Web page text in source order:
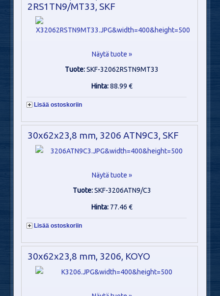
2RS1TN9/MT33, SKF
Näytä tuote »
Tuote:SKF-32062RSTN9MT33
Hinta:88.99 €
Lisää ostoskoriin
30x62x23,8 mm, 3206 ATN9C3, SKF
Näytä tuote »
Tuote:SKF-3206ATN9/C3
Hinta: 77.46 €
Lisää ostoskoriin
30x62x23,8 mm, 3206, KOYO